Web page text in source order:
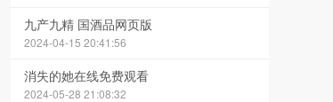
九产九精 国酒品网页版
2024-04-15 20:41:56
消失的她在线免费观看
2024-05-28 21:08:32